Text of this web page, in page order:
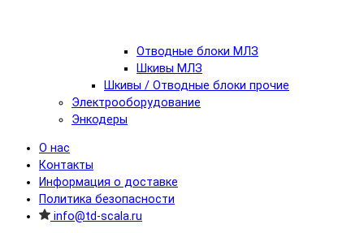
Отводные блоки МЛЗ
Шкивы МЛЗ
Шкивы / Отводные блоки прочие
Электрооборудование
Энкодеры
О нас
Контакты
Информация о доставке
Политика безопасности
info@td-scala.ru